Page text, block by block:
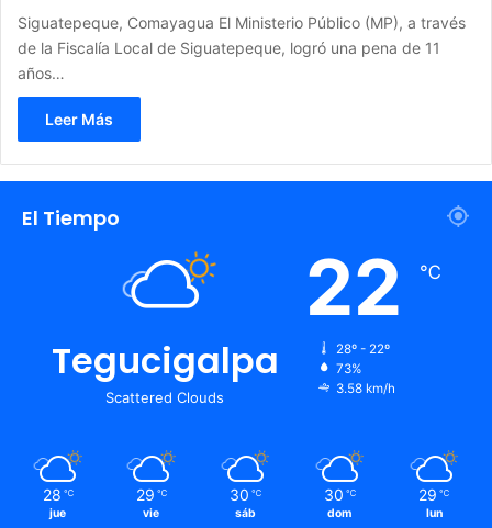
Siguatepeque, Comayagua El Ministerio Público (MP), a través
de la Fiscalía Local de Siguatepeque, logró una pena de 11
años…
Leer Más
El Tiempo
Tegucigalpa
Scattered Clouds
22 ℃
28º - 22º
73%
3.58 km/h
28 ℃
jue
29 ℃
vie
30 ℃
sáb
30 ℃
dom
29 ℃
lun